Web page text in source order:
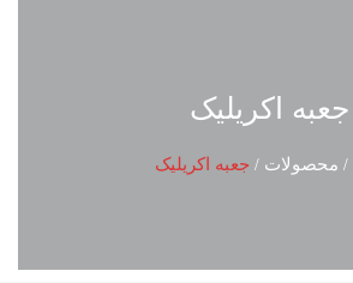
جعبه اکریلیک
/ محصولات / جعبه اکریلیک